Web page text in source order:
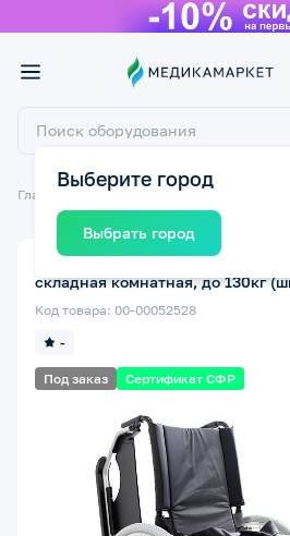
Выберите город
Выбрать город
Главная Технические средства
Под заказ Сертификат СФР
-
Код товара: 00-00052528
складная комнатная, до 130кг